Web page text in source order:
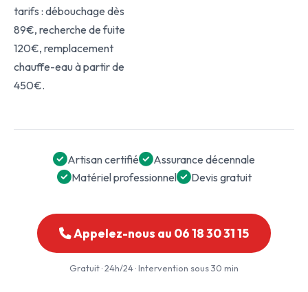
tarifs : débouchage dès
89€, recherche de fuite
120€, remplacement
chauffe-eau à partir de
450€.
Artisan certifié
Assurance décennale
Matériel professionnel
Devis gratuit
Appelez-nous au 06 18 30 31 15
Gratuit · 24h/24 · Intervention sous 30 min